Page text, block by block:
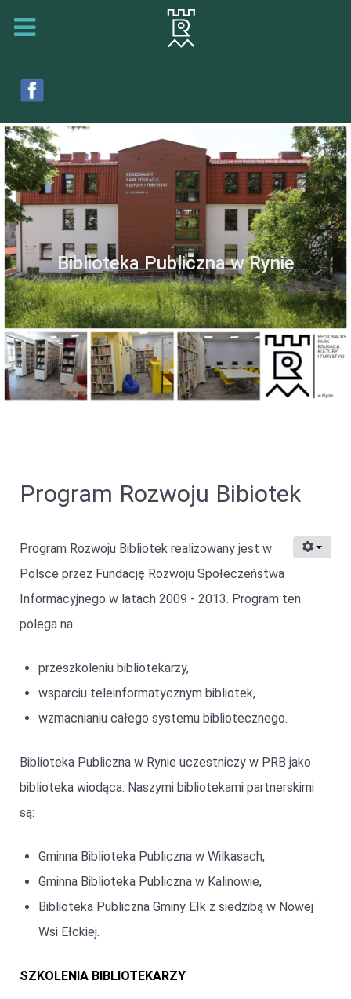
Biblioteka Publiczna w Rynie
Program Rozwoju Bibiotek
Program Rozwoju Bibliotek realizowany jest w
Polsce przez Fundację Rozwoju Społeczeństwa
Informacyjnego w latach 2009 - 2013. Program ten
polega na:
przeszkoleniu bibliotekarzy,
wsparciu teleinformatycznym bibliotek,
wzmacnianiu całego systemu bibliotecznego.
Biblioteka Publiczna w Rynie uczestniczy w PRB jako
biblioteka wiodąca. Naszymi bibliotekami partnerskimi
są:
Gminna Biblioteka Publiczna w Wilkasach,
Gminna Biblioteka Publiczna w Kalinowie,
Biblioteka Publiczna Gminy Ełk z siedzibą w Nowej
Wsi Ełckiej.
SZKOLENIA BIBLIOTEKARZY